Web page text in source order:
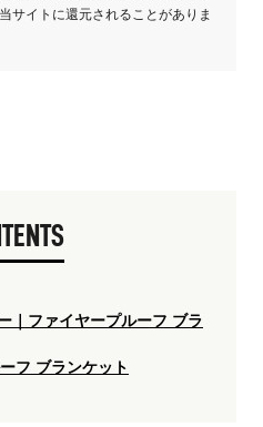
サイトに還元されることがありま
｜ファイヤープルーフ ブラ
フ ブランケット